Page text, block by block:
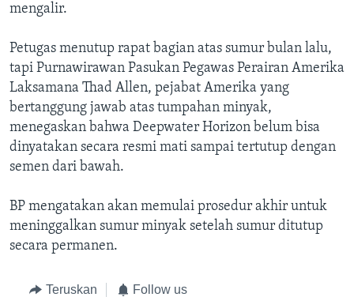
mengalir.
Petugas menutup rapat bagian atas sumur bulan lalu,
tapi Purnawirawan Pasukan Pegawas Perairan Amerika
Laksamana Thad Allen, pejabat Amerika yang
bertanggung jawab atas tumpahan minyak,
menegaskan bahwa Deepwater Horizon belum bisa
dinyatakan secara resmi mati sampai tertutup dengan
semen dari bawah.
BP mengatakan akan memulai prosedur akhir untuk
meninggalkan sumur minyak setelah sumur ditutup
secara permanen.
Teruskan Follow us